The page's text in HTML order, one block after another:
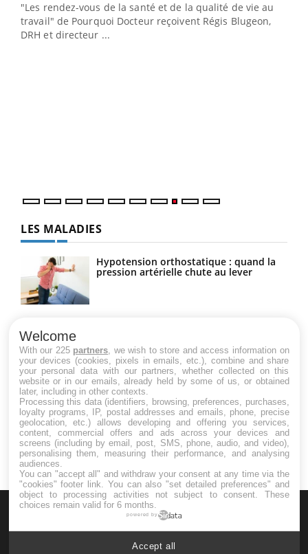
"Les rendez-vous de la santé et de la qualité de vie au
travail" de Pourquoi Docteur reçoivent Régis Blugeon,
DRH et directeur ...
LES MALADIES
Hypotension orthostatique : quand la
pression artérielle chute au lever
Maladie de Charcot (Sclérose latérale
amyotrophique)
Welcome
With our 225 partners , we wish to store and access information on
your devices (cookies, pixels in emails, etc.), combine and share
your personal data with our partners, whether collected on this
website or in our emails, already held by some of us, or obtained
later, including in other contexts.
Processing this data (identifiers, browsing, preferences, purchases,
loyalty programs, IP, postal addresses and emails, phone, precise
geolocation, etc.) allows developing and offering you services,
content, commercial offers and ads across your devices and
screens (including by email, post, SMS, phone, audio, and video),
personalising them, measuring their performance, and analysing
audiences.
You can "accept all" and withdraw your consent at any time via the
"cookies" footer link . You can also "set detailed preferences" and
object to processing activities not subject to consent. These
choices remain valid for 6 months.
powered by
Accept all